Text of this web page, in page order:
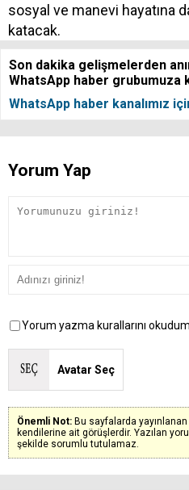
sosyal ve manevi hayatına
katacak.
Son dakika gelişmelerden
WhatsApp haber grubumuza
WhatsApp haber kanalımız
Yorum Yap
Yorum yazma kurallarını
Avatar Seç
Önemli Not: Bu sayfalarda
kendilerine ait görüşlerdir. Yazılan
şekilde sorumlu tutulamaz.